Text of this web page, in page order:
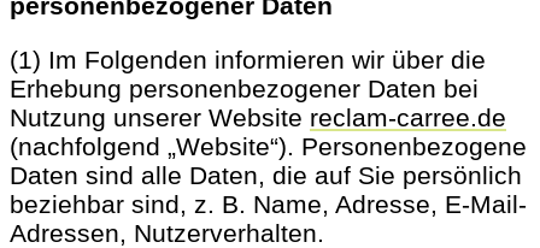
(1) Im Folgenden informieren wir über die
Erhebung personenbezogener Daten bei
Nutzung unserer Website reclam-carree.de
(nachfolgend „Website“). Personenbezogene
Daten sind alle Daten, die auf Sie persönlich
beziehbar sind, z. B. Name, Adresse, E-Mail-
Adressen, Nutzerverhalten.